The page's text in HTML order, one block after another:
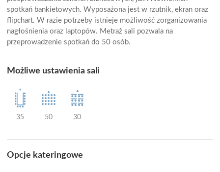
spotkań bankietowych. Wyposażona jest w rzutnik, ekran oraz
flipchart. W razie potrzeby istnieje możliwość zorganizowania
nagłośnienia oraz laptopów. Metraż sali pozwala na
przeprowadzenie spotkań do 50 osób.
Możliwe ustawienia sali
35 50 30
Opcje kateringowe